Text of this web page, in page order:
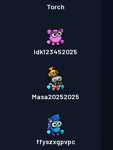
Torch
Idk123452025
Masa20252025
ffyszxgpvpc